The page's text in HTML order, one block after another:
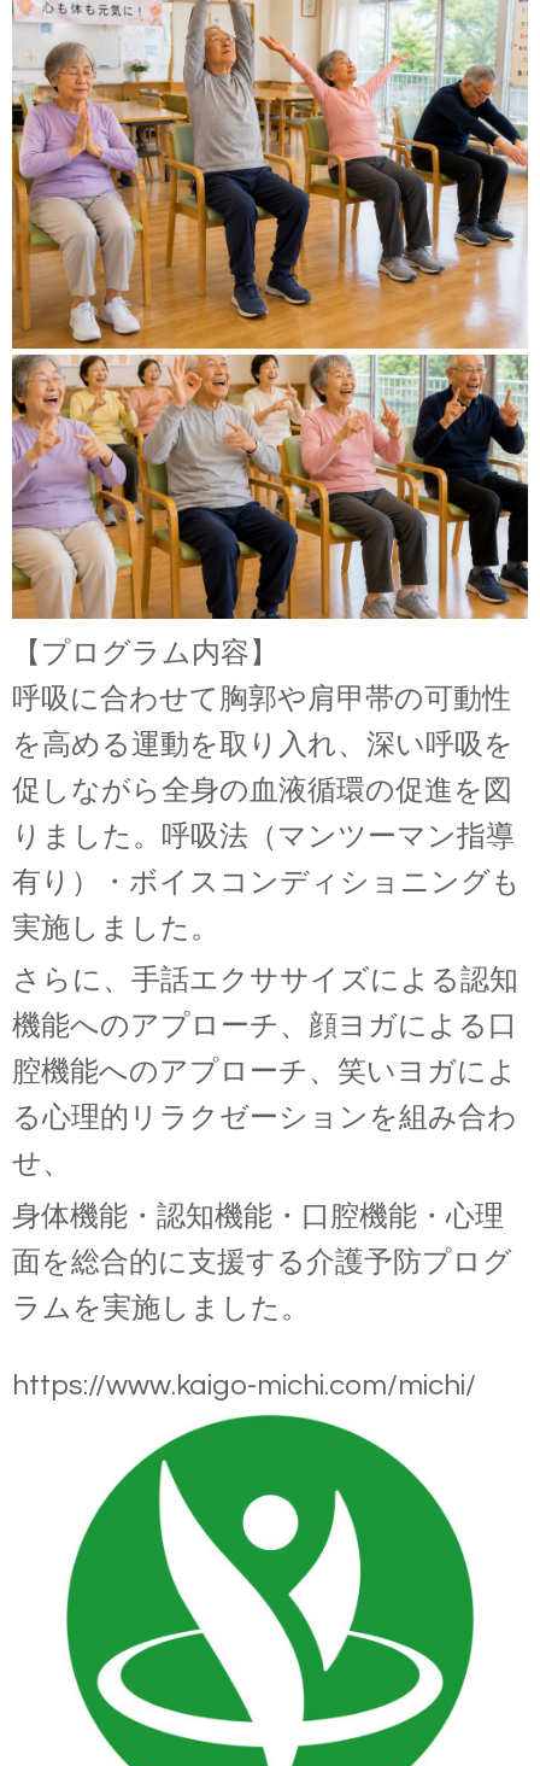
【プログラム内容】
呼吸に合わせて胸郭や肩甲帯の可動性
を高める運動を取り入れ、深い呼吸を
促しながら全身の血液循環の促進を図
りました。呼吸法（マンツーマン指導
有り）・ボイスコンディショニングも
実施しました。
さらに、手話エクササイズによる認知
機能へのアプローチ、顔ヨガによる口
腔機能へのアプローチ、笑いヨガによ
る心理的リラクゼーションを組み合わ
せ、
身体機能・認知機能・口腔機能・心理
面を総合的に支援する介護予防プログ
ラムを実施しました。
https://www.kaigo-michi.com/michi/